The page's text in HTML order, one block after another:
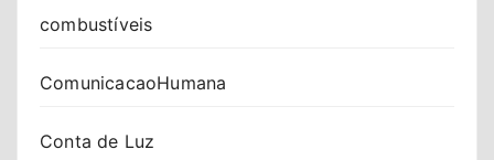
combustíveis
ComunicacaoHumana
Conta de Luz